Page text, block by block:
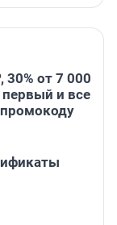
30% от 7 000
первый и все